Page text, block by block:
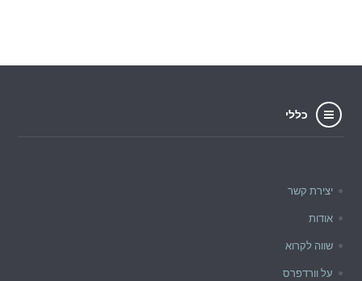
כללי
יצירת קשר
אודות
שווה לקרוא
על וורדפרס